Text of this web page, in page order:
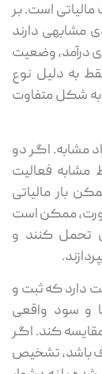
است. بر
مشابهی دارند
درآمد، وضعیت
به دلیل نوع
به شکل متفاوت
مشابه. اگر دو
فعالیت
بار مالیاتی
ممکن است
تحمل کنند و
دارد که ثبت و
و سود واقعی
کند. اگر
باشد، تشخیص